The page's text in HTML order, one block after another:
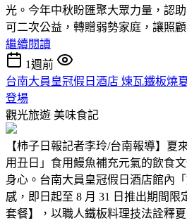
光。今年中秋盼匯聚大眾力量，認
可二次公益，轉贈弱勢家庭，讓照
繼續閱讀
1週前
台南大員皇冠假日酒店 煉瓦鐵板燒
登場
觀光旅遊 美味食記
【柿子日報記者李玲/台南報導】夏
用丑日」食用鰻魚補充元氣的飲食
身心。台南大員皇冠假日酒店館內
感，即日起至 8 月 31 日推出期間限
套餐】，以職人鐵板料理技法詮釋